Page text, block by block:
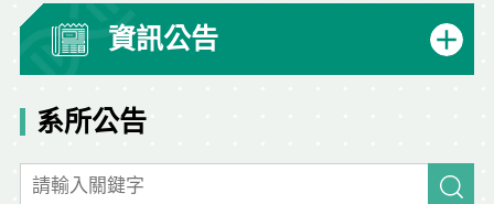
資訊公告
系所公告